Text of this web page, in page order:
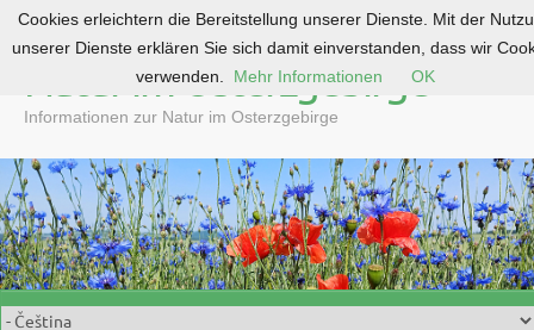
o
c
o
n
t
e
Natur im Osterzgebirge
Informationen zur Natur im Osterzgebirge
Cookies erleichtern die Bereitstellung unserer Dienste. Mit der
unserer Dienste erklären Sie sich damit einverstanden, dass wir
verwenden.
Mehr Informationen OK